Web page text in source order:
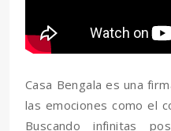
Casa Bengala es una
las emociones como el
Buscando infinitas